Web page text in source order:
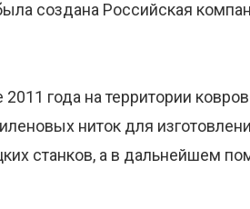
создана Российская
2011 года на территории
ниток для
станков, а в дальнейшем